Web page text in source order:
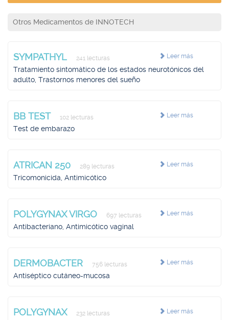
Otros Medicamentos de INNOTECH
Leer más
SYMPATHYL 241 lecturas
Tratamiento sintomático de los estados neurotónicos del
adulto, Trastornos menores del sueño
Leer más
BB TEST 102 lecturas
Test de embarazo
Leer más
ATRICAN 250 289 lecturas
Tricomonicida, Antimicótico
Leer más
POLYGYNAX VIRGO 697 lecturas
Antibacteriano, Antimicótico vaginal
Leer más
DERMOBACTER 756 lecturas
Antiséptico cutáneo-mucosa
Leer más
POLYGYNAX 232 lecturas